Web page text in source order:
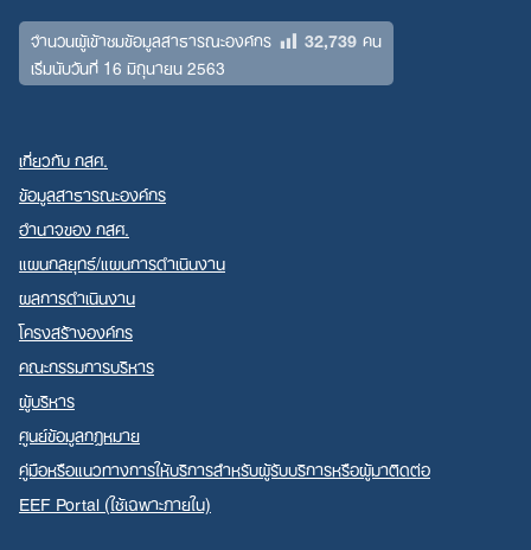
จำนวนผู้เข้าชมข้อมูลสาธารณะองค์กร 32,739คน
เริ่มนับวันที่ 16 มิถุนายน 2563
เกี่ยวกับ กสศ.
ข้อมูลสาธารณะองค์กร
อำนาจของ กสศ.
แผนกลยุทธ์/แผนการดำเนินงาน
ผลการดำเนินงาน
โครงสร้างองค์กร
คณะกรรมการบริหาร
ผู้บริหาร
ศูนย์ข้อมูลกฎหมาย
คู่มือหรือแนวทางการให้บริการสำหรับผู้รับบริการหรือผู้มาติดต่อ
EEF Portal (ใช้เฉพาะภายใน)